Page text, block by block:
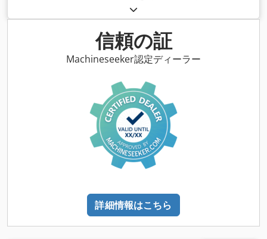
, マスト型式:
mm, バッテリー電圧:24 V, 総重量:800 kg（キログラム）,
信頼の証
Machineseeker認定ディーラー
詳細情報はこちら